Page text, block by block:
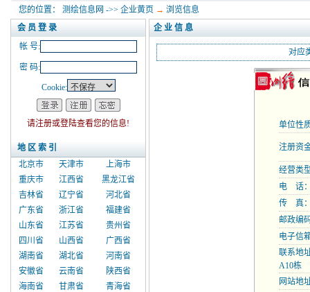
您的位置： 测绘信息网 ->> 企业黄页 → 浏览信息
会 员 登 录
帐 号:
密 码:
Cookie:
请注册或登陆查看您的信息!
地 区 索 引
北京市
天津市
上海市
重庆市
江西省
黑龙江省
吉林省
辽宁省
河北省
广东省
浙江省
福建省
山东省
江苏省
贵州省
四川省
山西省
广西省
湖南省
湖北省
河南省
安徽省
云南省
陕西省
海南省
甘肃省
青海省
企 业 信 息
对应
单位性
注册资
经营类
电 话：
传 真：
邮政编
电子信
联系地
A10栋
网站地